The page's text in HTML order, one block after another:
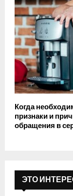
Когда
признаки и
обращения в
ЭТО